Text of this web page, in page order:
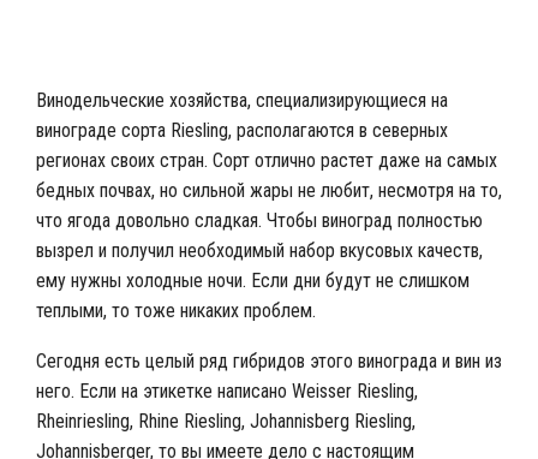
Винодельческие хозяйства, специализирующиеся на
винограде сорта Riesling, располагаются в северных
регионах своих стран. Сорт отлично растет даже на самых
бедных почвах, но сильной жары не любит, несмотря на то,
что ягода довольно сладкая. Чтобы виноград полностью
вызрел и получил необходимый набор вкусовых качеств,
ему нужны холодные ночи. Если дни будут не слишком
теплыми, то тоже никаких проблем.
Сегодня есть целый ряд гибридов этого винограда и вин из
него. Если на этикетке написано Weisser Riesling,
Rheinriesling, Rhine Riesling, Johannisberg Riesling,
Johannisberger, то вы имеете дело с настоящим